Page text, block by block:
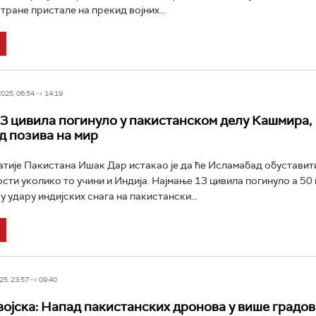
пристале на прекид војних...
06:54 -> 14:19
цивила погинуло у пакистанском делу Кашмира,
позива на мир
Пакистана Ишак Дар истакао је да ће Исламабад
уколико то учини и Индија. Најмање 13 цивила погинуло а 50
удару индијских снага на пакистански...
23:57 -> 09:40
Напад пакистанских дронова у више